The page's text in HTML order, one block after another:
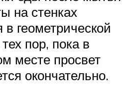
на стенках
геометрической
пор, пока в
месте просвет
окончательно.